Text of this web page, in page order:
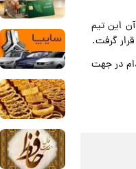
این تیم
گرفت.
در جهت